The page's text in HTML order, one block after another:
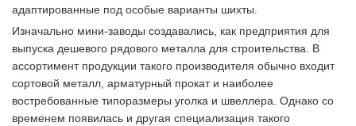
адаптированные под особые варианты шихты.
Изначально мини-заводы создавались, как предприятия для
выпуска дешевого рядового металла для строительства. В
ассортимент продукции такого производителя обычно входит
сортовой металл, арматурный прокат и наиболее
востребованные типоразмеры уголка и швеллера. Однако со
временем появилась и другая специализация такого